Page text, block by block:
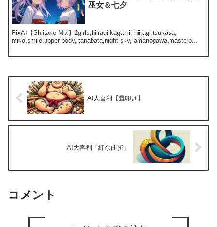
巫女＆七夕
PixAI【Shiitake-Mix】2girls,hiiragi kagami, hiiragi tsukasa,
miko,smile,upper body, tanabata,night sky, amanogawa,masterp...
AI大喜利【畳叩き】
AI大喜利「紆余曲折」
コメント